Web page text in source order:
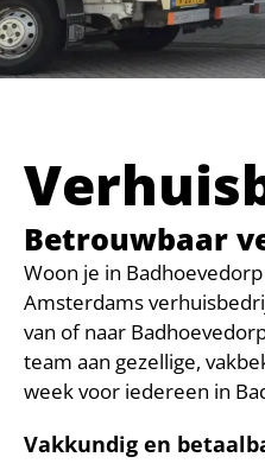
Betrouwbaar
Woon je in
Amsterdams
van of naar
team aan gezellige,
week voor iedereen in
Vakkundig en